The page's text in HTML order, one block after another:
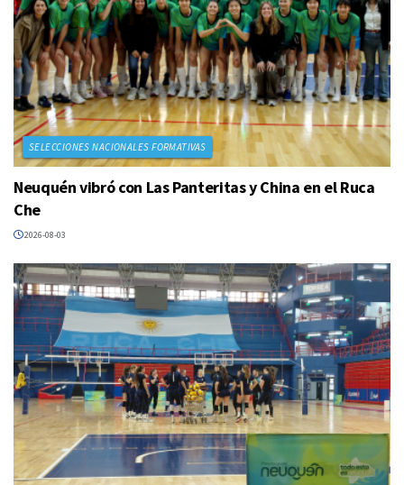
SELECCIONES NACIONALES FORMATIVAS
Neuquén vibró con Las Panteritas y China en el Ruca
Che
2026-08-03